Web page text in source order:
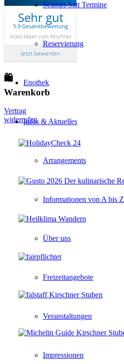
Scampi-Satt Termine
Reservierung
Enothek
Infos & Aktuelles
Arrangements
Informationen von A bis Z
Über uns
Freizeitangebote
Veranstaltungen
Impressionen
Sehr gut
5.9 Gesamtbewertung
Hotel Maier zum Kirschner
Jetzt bewerten
🛍
Warenkorb
Vertrag
widerrufen